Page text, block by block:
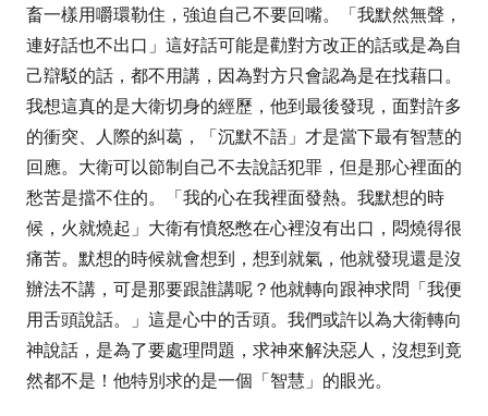
畜一樣用嚼環勒住，強迫自己不要回嘴。
「我默然無聲，
連好話也不出口」 這好話可能是勸對方改正的話或是為自
己辯駁的話，都不用講，因為對方只會認為是在找藉口。
我想這真的是大衛切身的經歷，他到最後發現，面對許多
的衝突、人際的糾葛，「沉默不語」才是當下最有智慧的
回應。大衛可以節制自己不去說話犯罪，但是那心裡面的
愁苦是擋不住的。
「我的心在我裡面發熱。我默想的時
候，火就燒起」 大衛有憤怒憋在心裡沒有出口，悶燒得很
痛苦。默想的時候就會想到，想到就氣，他就發現還是沒
辦法不講，可是那要跟誰講呢？他就轉向跟神求問「我便
用舌頭說話。」 這是心中的舌頭。我們或許以為大衛轉向
神說話，是為了要處理問題，求神來解決惡人，沒想到竟
然都不是！他特別求的是一個「智慧」的眼光。